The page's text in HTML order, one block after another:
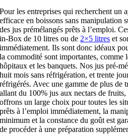
Pour les entreprises qui recherchent un
efficace en boissons sans manipulation
des jus prémélangés prêts à l’emploi.
in-Box de 10 litres ou de 2×5 litres et
immédiatement. Ils sont donc idéaux
la commodité sont importantes, comme
hôpitaux et les banquets. Nos jus pré-
huit mois sans réfrigération, et trente
réfrigérés. Avec une gamme de plus de
allant du 100% jus aux nectars de fruits,
offrons un large choix pour toutes les
prêts à l’emploi immédiatement, la
minimum et la constance du goût est
de procéder à une préparation